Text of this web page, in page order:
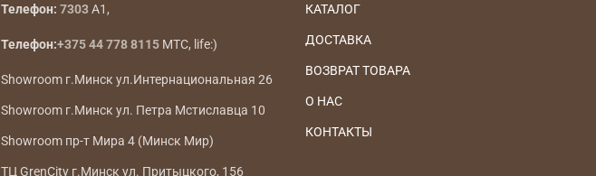
Телефон: 7303A1,
Телефон:+375 44 778 8115 МТС, life:)
Showroom г.Минск ул.Интернациональная 26
Showroom г.Минск ул. Петра Мстиславца 10
Showroom пр-т Мира 4 (Минск Мир)
ТЦ GrenCity г.Минск ул. Притыцкого, 156
КАТАЛОГ
ДОСТАВКА
ВОЗВРАТ ТОВАРА
О НАС
КОНТАКТЫ